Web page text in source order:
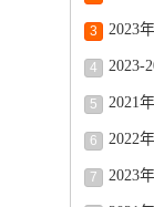
图线路图
3
2023
路图修车
4
2023-
图线路图
5
2021
线路图修
6
2022
图修车资
7
2023